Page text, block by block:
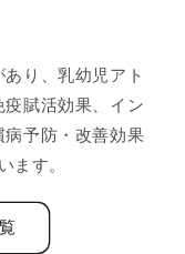
り、乳幼児アト
賦活効果、イン
病予防・改善効果
ます。